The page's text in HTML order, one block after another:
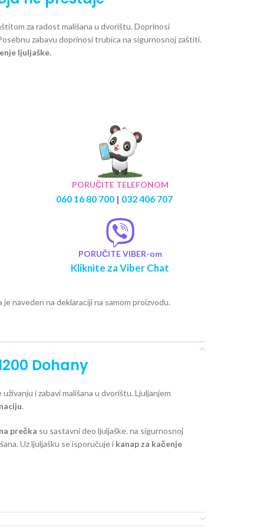
za radost mališana u dvorištu. Doprinosi
zabavu doprinosi trubica na sigurnosnoj zaštiti.
ljuljaške.
PORUČITE TELEFONOM
060 16 80 700| 032 406 707
PORUČITE VIBER-om
Kliknite za Viber Chat
naveden na deklaraciji na samom proizvodu.
Dohany
uživanju i zabavi mališana u dvorištu. Ljuljanjem
.
prečka su sastavni deo ljuljaške. na sigurnosnoj
Uz ljuljašku se isporučuje i kanap za kačenje